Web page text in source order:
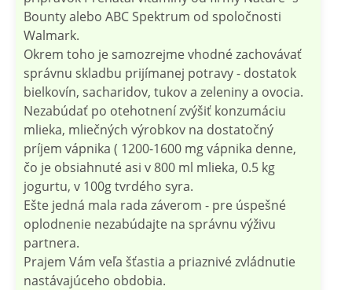
Bounty alebo ABC Spektrum od spoločnosti
Walmark.
Okrem toho je samozrejme vhodné zachovávať
správnu skladbu prijímanej potravy - dostatok
bielkovín, sacharidov, tukov a zeleniny a ovocia.
Nezabúdať po otehotnení zvýšiť konzumáciu
mlieka, mliečných výrobkov na dostatočný
príjem vápnika ( 1200-1600 mg vápnika denne,
čo je obsiahnuté asi v 800 ml mlieka, 0.5 kg
jogurtu, v 100g tvrdého syra.
Ešte jedná mala rada záverom - pre úspešné
oplodnenie nezabúdajte na správnu výživu
partnera.
Prajem Vám veľa šťastia a priaznivé zvládnutie
nastávajúceho obdobia.